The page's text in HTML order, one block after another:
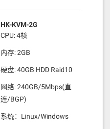
HK-KVM-2G
CPU: 4核
内存: 2GB
硬盘: 40GB HDD Raid10
网络: 240GB/5Mbps(直
连/BGP)
系统：Linux/Windows